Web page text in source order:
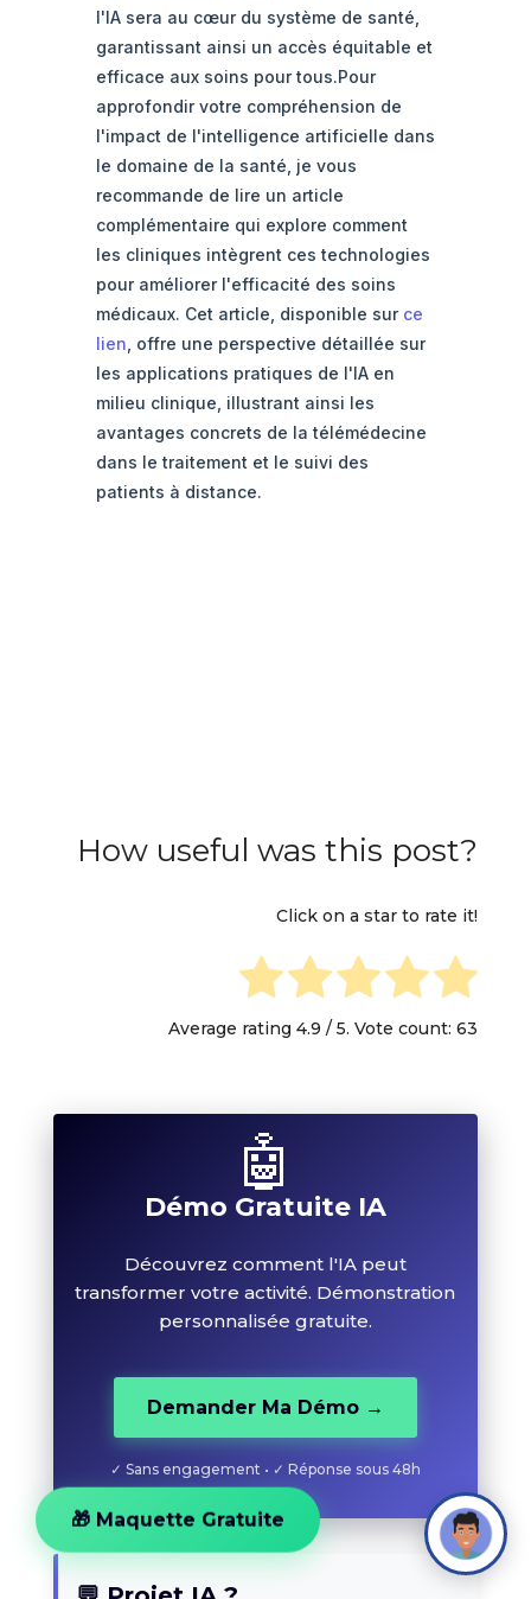
l'IA sera au cœur du système de santé,
garantissant ainsi un accès équitable et
efficace aux soins pour tous.Pour
approfondir votre compréhension de
l'impact de l'intelligence artificielle dans
le domaine de la santé, je vous
recommande de lire un article
complémentaire qui explore comment
les cliniques intègrent ces technologies
pour améliorer l'efficacité des soins
médicaux. Cet article, disponible sur ce
lien , offre une perspective détaillée sur
les applications pratiques de l'IA en
milieu clinique, illustrant ainsi les
avantages concrets de la télémédecine
dans le traitement et le suivi des
patients à distance.
How useful was this post?
Click on a star to rate it!
Average rating4.9 / 5. Vote count:63
🤖
Démo Gratuite IA
Découvrez comment l'IA peut
transformer votre activité. Démonstration
personnalisée gratuite.
Demander Ma Démo →
✓ Sans engagement • ✓ Réponse sous 48h
🎁 Maquette Gratuite